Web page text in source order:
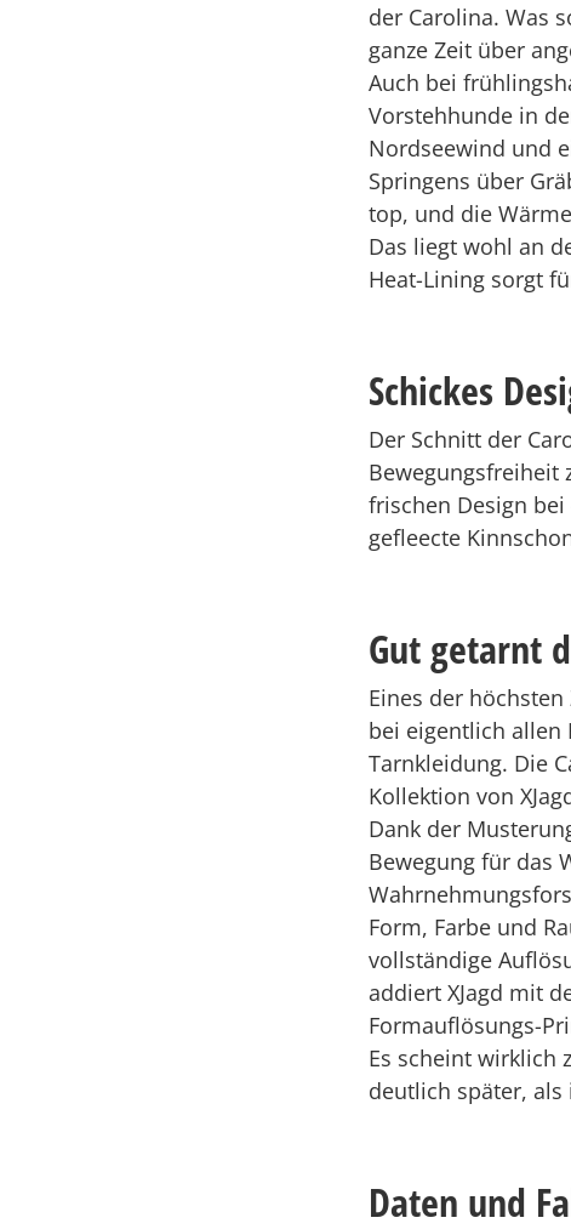
der Carolina. Was
ganze Zeit über
Auch bei
Vorstehhunde in
Nordseewind und
Springens über
top, und die
Das liegt wohl an
Heat-Lining sorgt
Schickes
Der Schnitt der
Bewegungsfreiheit
frischen Design
gefleecte
Gut getarnt
Eines der
bei eigentlich allen
Tarnkleidung. Die
Kollektion von
Dank der
Bewegung für das
Form, Farbe und
vollständige
addiert XJagd mit
Formauflösungs-
Es scheint wirklich
deutlich später,
Daten und